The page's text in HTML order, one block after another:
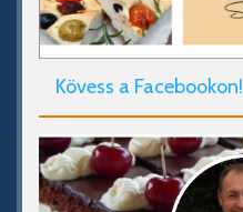
Kövess a Facebookon!